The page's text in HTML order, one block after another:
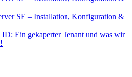
SE – Installation, Konfiguration &
ID: Ein gekaperter Tenant und was wir